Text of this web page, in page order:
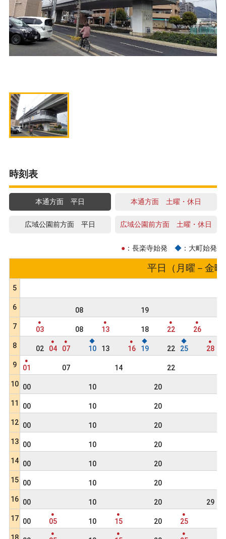
時刻表
本通方面 平日 本通方面 土曜・休日
広域公園前方面 平日 広域公園前方面 土曜・休日
● ：長楽寺始発 ◆ ：大町始発
平日（月曜－金
5
6 08 19
7
● ● ● ●
03 08 13 18 22 26
8
● ● ◆ ● ◆ ◆ ●
02 04 07 10 13 16 19 22 25
28
9
●
01 07 14 22
10 00 10 20
11
00 10 20
12 00 10 20
13 00 10 20
14 00 10 20
15 00 10 20
16 00 10 20
29
17
● ● ●
00 05 10 15 20 25
● ● ●